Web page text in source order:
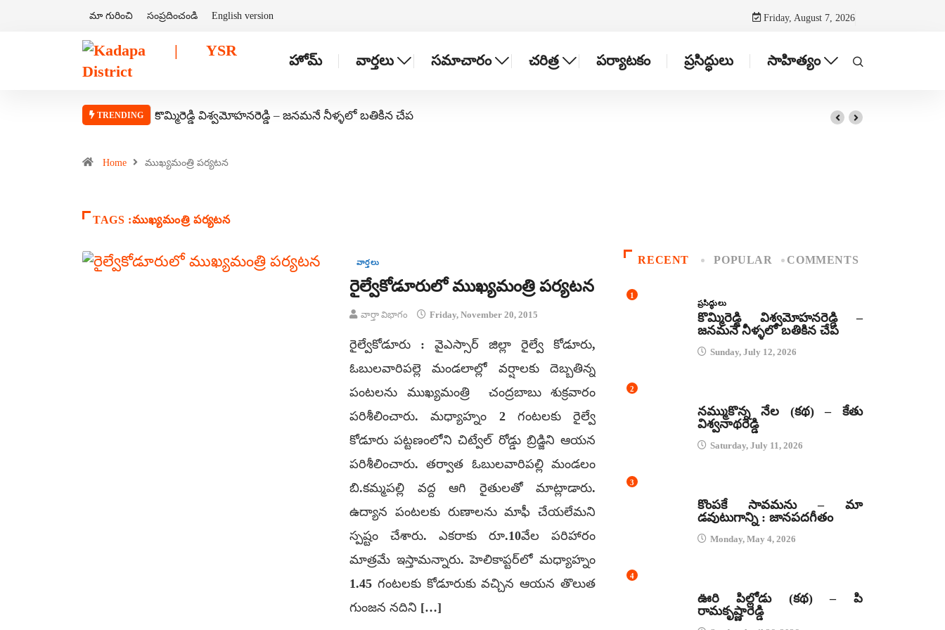
మా గురించి సంప్రదించండి English version Friday, August 7, 2026
హోమ్ వార్తలు సమాచారం చరిత్ర పర్యాటకం ప్రసిద్ధులు సాహిత్యం
TRENDING కొమ్మిరెడ్డి విశ్వమోహనరెడ్డి – జనమనే నీళ్ళలో బతికిన చేప
Home ముఖ్యమంత్రి పర్యటన
TAGS :ముఖ్యమంత్రి పర్యటన
వార్తలు
రైల్వేకోడూరులో ముఖ్యమంత్రి పర్యటన
వార్తా విభాగం Friday, November 20, 2015
రైల్వేకోడూరు : వైఎస్సార్ జిల్లా రైల్వే కోడూరు,
ఓబులవారిపల్లె మండలాల్లో వర్షాలకు దెబ్బతిన్న
పంటలను ముఖ్యమంత్రి చంద్రబాబు శుక్రవారం
పరిశీలించారు. మధ్యాహ్నం 2 గంటలకు రైల్వే
కోడూరు పట్టణంలోని చిట్వేల్ రోడ్డు బ్రిడ్జిని ఆయన
పరిశీలించారు. తర్వాత ఓబులవారిపల్లి మండలం
బి.కమ్మపల్లి వద్ద ఆగి రైతులతో మాట్లాడారు.
ఉద్యాన పంటలకు రుణాలను మాఫీ చేయలేమని
స్పష్టం చేశారు. ఎకరాకు రూ.10వేల పరిహారం
మాత్రమే ఇస్తామన్నారు. హెలికాప్టర్‌లో మధ్యాహ్నం
1.45 గంటలకు కోడూరుకు వచ్చిన ఆయన తొలుత
గుంజన నదిని […]
RECENT POPULAR COMMENTS
1
ప్రసిద్ధులు
కొమ్మిరెడ్డి విశ్వమోహనరెడ్డి –
జనమనే నీళ్ళలో బతికిన చేప
Sunday, July 12, 2026
2
నమ్ముకొన్న నేల (కథ) – కేతు
విశ్వనాథరెడ్డి
Saturday, July 11, 2026
3
కొంపకే సావమను – మా
డవుటుగాన్ని : జానపదగీతం
Monday, May 4, 2026
4
ఊరి పిల్లోడు (కథ) – పి
రామకృష్ణారెడ్డి